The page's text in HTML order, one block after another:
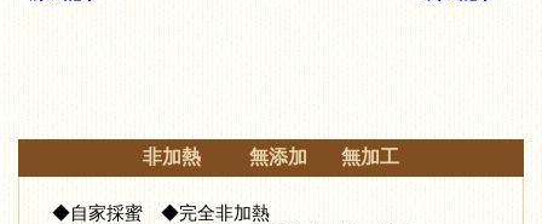
非加熱 無添加 無加工
◆自家採蜜 ◆完全非加熱